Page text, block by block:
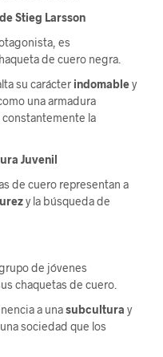
Stieg Larsson
es
de cuero negra.
su carácter indomabley
una armadura
la
Juvenil
de cuero representan a
y la búsqueda de
de jóvenes
chaquetas de cuero.
a unasubcultura y
sociedad que los